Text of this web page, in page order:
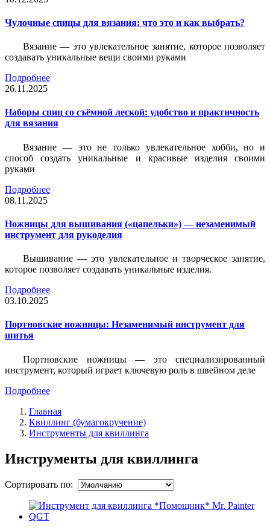
Чулочные спицы для вязания: что это и как выбрать?
Вязание — это увлекательное занятие, которое позволяет
создавать уникальные вещи своими руками
Подробнее
26.11.2025
Наборы спиц со съёмной леской: удобство и практичность
для вязания
Вязание — это не только увлекательное хобби, но и
способ создать уникальные и красивые изделия своими
руками
Подробнее
08.11.2025
Ножницы для вышивания («цапельки») — незаменимый
инструмент для рукоделия
Вышивание — это увлекательное и творческое занятие,
которое позволяет создавать уникальные изделия.
Подробнее
03.10.2025
Портновские ножницы: Незаменимый инструмент для
шитья
Портновские ножницы — это специализированный
инструмент, который играет ключевую роль в швейном деле
Подробнее
Главная
Квиллинг (бумагокручение)
Инструменты для квиллинга
Инструменты для квиллинга
Сортировать по: